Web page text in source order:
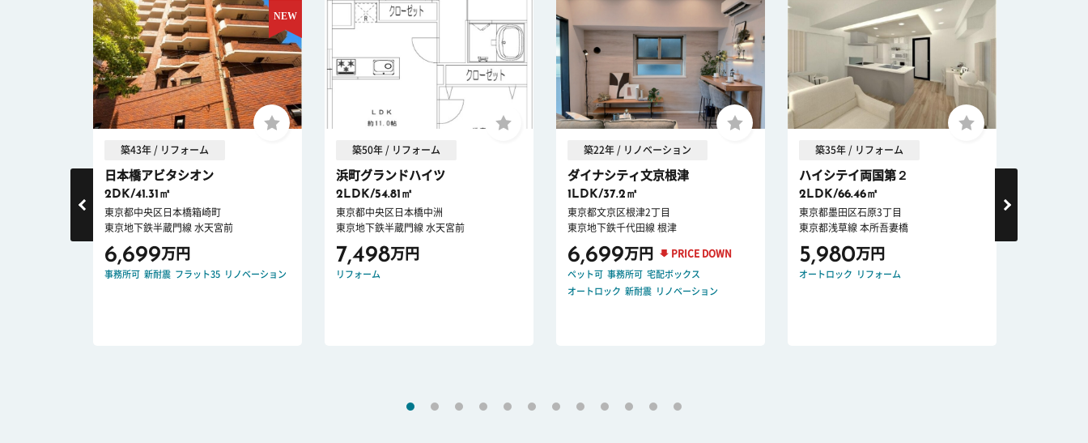
築43年 / リフォーム
日本橋アビタシオン
2DK/41.31㎡
東京都中央区日本橋箱崎町
東京地下鉄半蔵門線 水天宮前
6,699万円
事務所可 新耐震 フラット35 リノベーション
築50年 / リフォーム
浜町グランドハイツ
2LDK/54.81㎡
東京都中央区日本橋中洲
東京地下鉄半蔵門線 水天宮前
7,498万円
リフォーム
築22年 / リノベーション
ダイナシティ文京根津
1LDK/37.2㎡
東京都文京区根津2丁目
東京地下鉄千代田線 根津
6,699万円 PRICE DOWN
ペット可 事務所可 宅配ボックス
オートロック 新耐震 リノベーション
築35年 / リフォーム
ハイシテイ両国第２
2LDK/66.46㎡
東京都墨田区石原3丁目
東京都浅草線 本所吾妻橋
5,980万円
オートロック リフォーム